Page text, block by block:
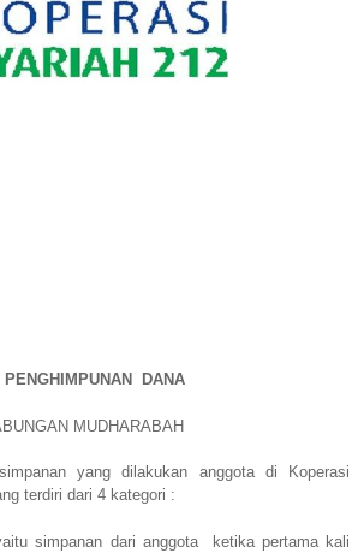
PENGHIMPUNAN DANA
MUDHARABAH
yang dilakukan anggota di Koperasi
terdiri dari 4 kategori :
simpanan dari anggota
ketika pertama kali